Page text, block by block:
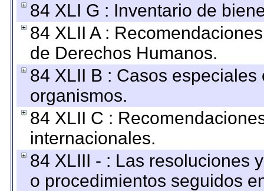
84 XLI G : Inventario de
84 XLII A :
de Derechos Humanos.
84 XLII B : Casos
organismos.
84 XLII C :
internacionales.
84 XLIII - : Las resoluciones
o procedimientos seguidos